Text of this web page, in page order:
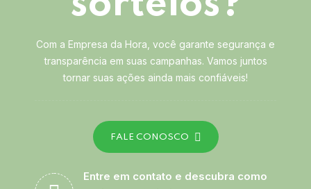
Com a Empresa da Hora, você garante segurança e
transparência em suas campanhas. Vamos juntos
tornar suas ações ainda mais confiáveis!
FALE CONOSCO
Entre em contato e descubra como